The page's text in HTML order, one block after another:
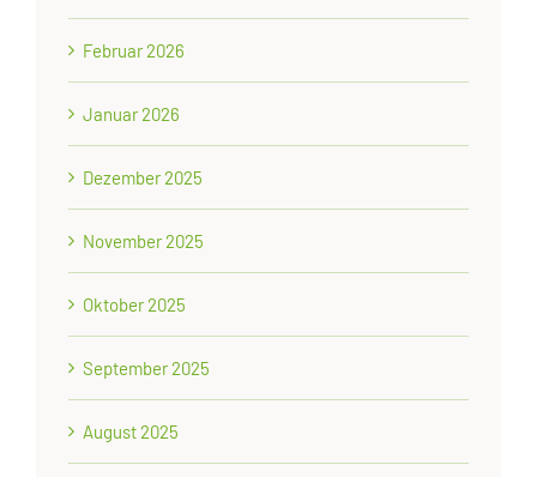
Februar 2026
Januar 2026
Dezember 2025
November 2025
Oktober 2025
September 2025
August 2025